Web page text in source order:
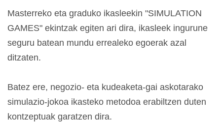
Masterreko eta graduko ikasleekin "SIMULATION
GAMES" ekintzak egiten ari dira, ikasleek ingurune
seguru batean mundu errealeko egoerak azal
ditzaten.
Batez ere, negozio- eta kudeaketa-gai askotarako
simulazio-jokoa ikasteko metodoa erabiltzen duten
kontzeptuak garatzen dira.